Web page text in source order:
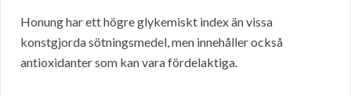
Honung har ett högre glykemiskt index än vissa
konstgjorda sötningsmedel, men innehåller också
antioxidanter som kan vara fördelaktiga.